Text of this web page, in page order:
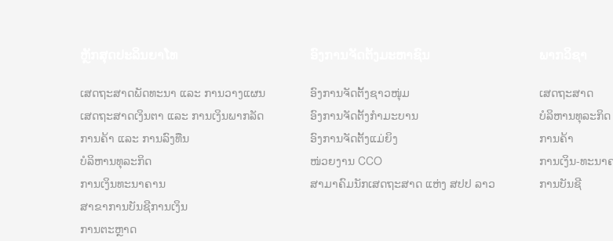
ເສດຖະສາດພັດທະນາ ແລະ ການວາງແຜນ
ເສດຖະສາດເງິນຕາ ແລະ ການເງິນພາກລັດ
ການຄ້າ ແລະ ການລົງທືນ
ບໍລິຫານທຸລະກິດ
ການເງິນທະນາຄານ
ສາຂາການບັນຊີການເງິນ
ການຕະຫຼາດ
ອົງການຈັດຕັ້ງຊາວໜຸ່ມ
ອົງການຈັດຕັ້ງກຳມະບານ
ອົງການຈັດຕັ້ງແມ່ຍິງ
ໜ່ວຍງານ CCO
ສາມາຄົມນັກເສດຖະສາດ ແຫ່ງ ສປປ ລາວ
ເສດຖະສາດ
ບໍລິຫານທຸລະກິດ
ການຄ້າ
ການເງິນ-ທະນາ
ການບັນຊີ